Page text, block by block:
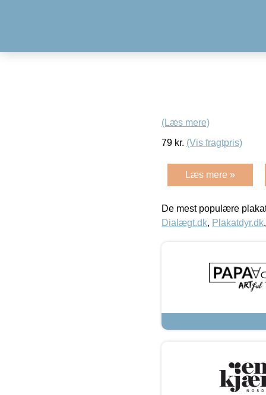
(Læs mere)
79 kr. (Vis fragtpris)
Læs mere »
De mest populære
Dialægt.dk, Plakatdyr.dk